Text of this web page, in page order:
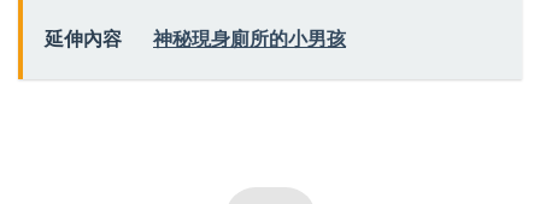
延伸內容 神秘現身廁所的小男孩